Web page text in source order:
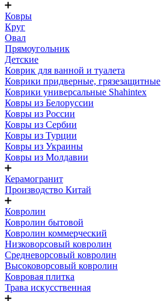
Ковры
Круг
Овал
Прямоугольник
Детские
Коврик для ванной и туалета
Коврики придверные, грязезащитные
Коврики универсальные Shahintex
Ковры из Белоруссии
Ковры из России
Ковры из Сербии
Ковры из Турции
Ковры из Украины
Ковры из Молдавии
Керамогранит
Производство Китай
Ковролин
Ковролин бытовой
Ковролин коммерческий
Низковорсовый ковролин
Средневорсовый ковролин
Высоковорсовый ковролин
Ковровая плитка
Трава искусственная